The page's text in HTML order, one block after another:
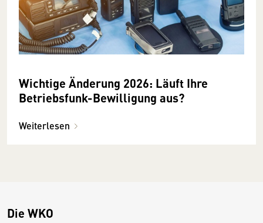
Wichtige Änderung 2026: Läuft Ihre
Betriebsfunk-Bewilligung aus?
Weiterlesen
Die WKO